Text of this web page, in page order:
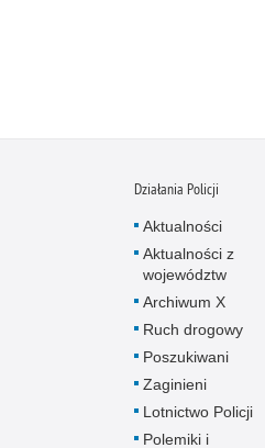
Działania Policji
Aktualności
Aktualności z
województw
Archiwum X
Ruch drogowy
Poszukiwani
Zaginieni
Lotnictwo Policji
Polemiki i